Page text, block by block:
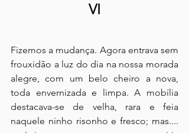
VI
Fizemos a mudança. Agora entrava sem
frouxidão a luz do dia na nossa morada
alegre, com um belo cheiro a nova,
toda envernizada e limpa. A mobília
destacava-se de velha, rara e feia
naquele ninho risonho e fresco; mas....